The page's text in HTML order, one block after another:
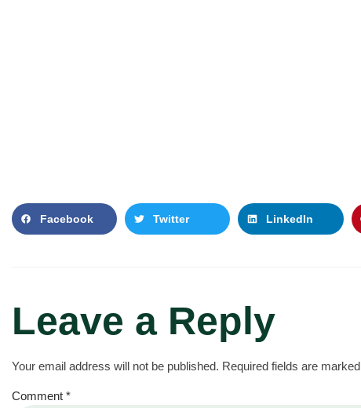
Facebook Twitter LinkedIn
Leave a Reply
Your email address will not be published. Required fields are marked
Comment *